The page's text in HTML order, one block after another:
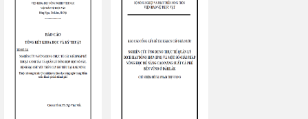
quan đến công
mại trên Website
của Bộ Công
phục vụ điều tra
trường